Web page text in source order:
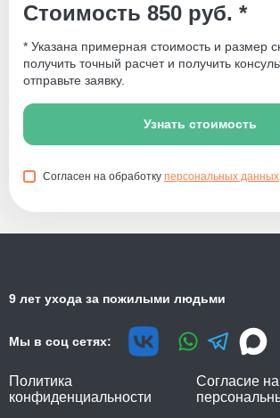
Стоимость 850 руб. *
* Указана примерная стоимость и размер
получить точный расчет и получить
отправьте заявку.
Узнать стоимость
Согласен на обработку персональных данных
9 лет ухода за пожилыми людьми
Мы в соц сетях:
Политика
конфиденциальности
Согласие